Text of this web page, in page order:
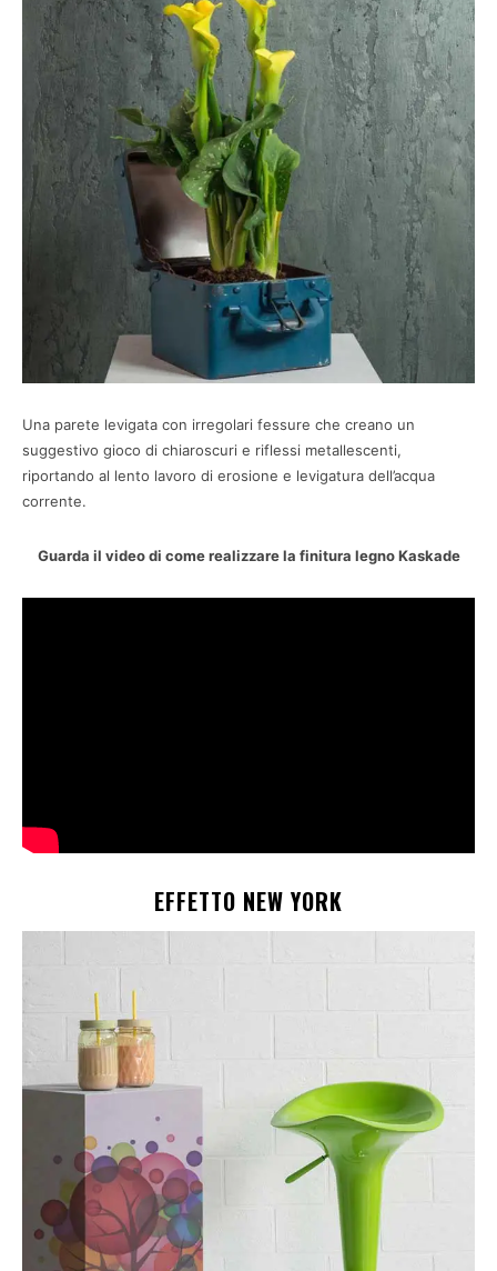
Una parete levigata con irregolari fessure che creano un
suggestivo gioco di chiaroscuri e riflessi metallescenti,
riportando al lento lavoro di erosione e levigatura dell’acqua
corrente.
Guarda il video di come realizzare la finitura legno Kaskade
EFFETTO NEW YORK